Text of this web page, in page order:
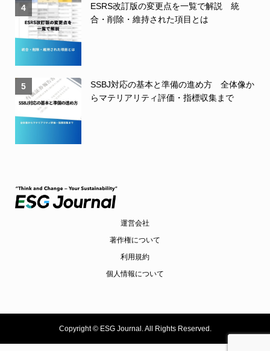
4
ESRS改訂版の変更点を一覧で解説 統
合・削除・維持された項目とは
5
SSBJ対応の基本と準備の進め方 全体像か
らマテリアリティ評価・指標収集まで
運営会社
著作権について
利用規約
個人情報について
Copyright ©ESG Journal. All Rights Reserved.